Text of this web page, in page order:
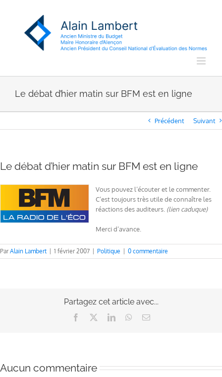
Le débat d’hier matin sur BFM est en ligne
Précédent Suivant
Le débat d’hier matin sur BFM est en ligne
Vous pouvez l’écouter et le commenter.
C’est toujours très utile de connaître les
réactions des auditeurs. (lien caduque)
Merci d’avance.
ParAlain Lambert 1 février 2007 Politique 0 commentaire
Partagez cet article avec...
Facebook LinkedInWhatsApp
Email
Aucun commentaire